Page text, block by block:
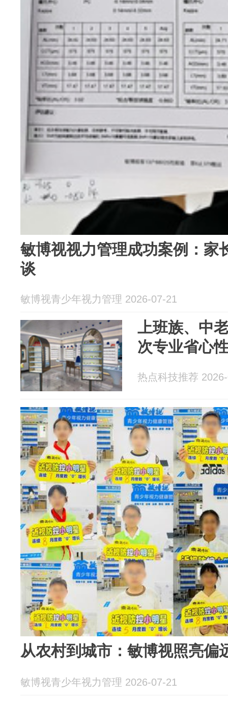
敏博视视力管理成功案例：家
谈
敏博视青少年视力管理 2026-07-21
上班族、中
次专业省心
热点科技推荐
从农村到城市：敏博视照亮偏
敏博视青少年视力管理 2026-07-21